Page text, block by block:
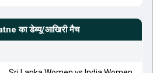
का डेब्यू/आखिरी मैच